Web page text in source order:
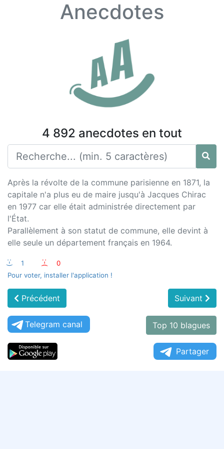
Anecdotes
4 892 anecdotes en tout
Après la révolte de la commune parisienne en 1871, la
capitale n'a plus eu de maire jusqu'à Jacques Chirac
en 1977 car elle était administrée directement par
l'État.
Parallèlement à son statut de commune, elle devint à
elle seule un département français en 1964.
:-) 1 :-(
0
Pour voter, installer l'application !
Précédent Suivant
Telegram canal Top 10 blagues
Partager